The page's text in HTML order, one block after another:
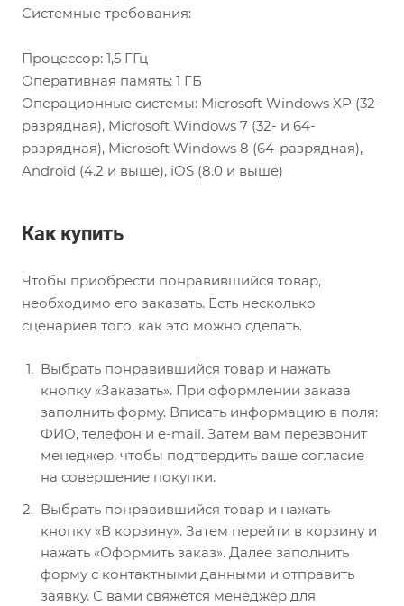
Системные требования:
Процессор: 1,5 ГГц
Оперативная память: 1 ГБ
Операционные системы: Microsoft Windows XP (32-
разрядная), Microsoft Windows 7 (32- и 64-
разрядная), Microsoft Windows 8 (64-разрядная),
Android (4.2 и выше), iOS (8.0 и выше)
Как купить
Чтобы приобрести понравившийся товар,
необходимо его заказать. Есть несколько
сценариев того, как это можно сделать.
Выбрать понравившийся товар и нажать
кнопку «Заказать». При оформлении заказа
заполнить форму. Вписать информацию в поля:
ФИО, телефон и e-mail. Затем вам перезвонит
менеджер, чтобы подтвердить ваше согласие
на совершение покупки.
Выбрать понравившийся товар и нажать
кнопку «В корзину». Затем перейти в корзину и
нажать «Оформить заказ». Далее заполнить
форму с контактными данными и отправить
заявку. С вами свяжется менеджер для